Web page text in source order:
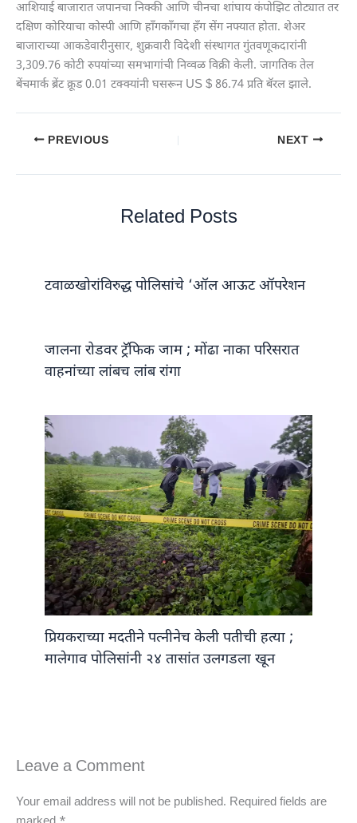
आशियाई बाजारात जपानचा निक्की आणि चीनचा शांघाय कंपोझिट तोट्यात तर
दक्षिण कोरियाचा कोस्पी आणि हाँगकाँगचा हँग सेंग नफ्यात होता. शेअर
बाजाराच्या आकडेवारीनुसार, शुक्रवारी विदेशी संस्थागत गुंतवणूकदारांनी
3,309.76 कोटी रुपयांच्या समभागांची निव्वळ विक्री केली. जागतिक तेल
बेंचमार्क ब्रेंट क्रूड 0.01 टक्क्यांनी घसरून US $ 86.74 प्रति बॅरल झाले.
PREVIOUS NEXT
Related Posts
टवाळखोरांविरुद्ध पोलिसांचे ‘ऑल आऊट ऑपरेशन
जालना रोडवर ट्रॅफिक जाम ; मोंढा नाका परिसरात
वाहनांच्या लांबच लांब रांगा
प्रियकराच्या मदतीने पत्नीनेच केली पतीची हत्या ;
मालेगाव पोलिसांनी २४ तासांत उलगडला खून
Leave a Comment
Your email address will not be published. Required fields are